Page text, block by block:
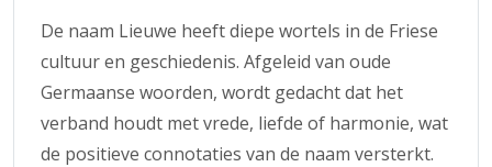
De naam Lieuwe heeft diepe wortels in de Friese
cultuur en geschiedenis. Afgeleid van oude
Germaanse woorden, wordt gedacht dat het
verband houdt met vrede, liefde of harmonie, wat
de positieve connotaties van de naam versterkt.